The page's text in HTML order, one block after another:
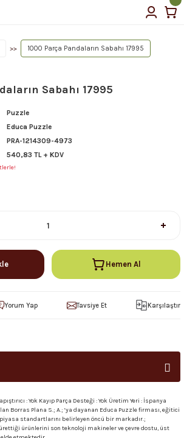
1000 Parça Pandaların Sabahı 17995
Sabahı 17995
Puzzle
Educa Puzzle
PRA-1214309-4973
540,83 TL + KDV
Hemen Al
Yorum Yap Tavsiye Et Karşılaştır
: Yok Kayıp Parça Desteği : Yok Üretim Yeri : İspanya
Borras Plana S.; A.; ‘ya dayanan Educa Puzzle firması, eğitici
standartlarını belirleyen öncü bir markadır.;
ürünlerini son teknoloji makineler ve çevre dostu, üst